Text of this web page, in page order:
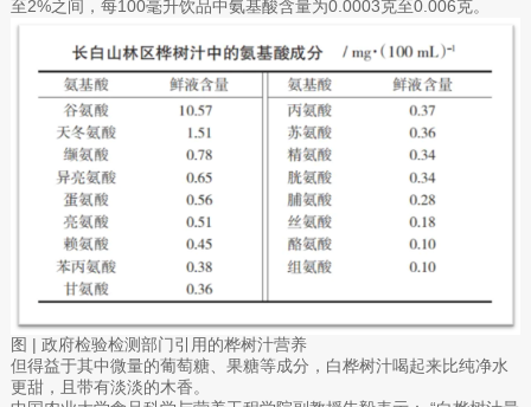
至2%之间，每100毫升饮品中氨基酸含量为0.0003克至0.006克。
图 | 政府检验检测部门引用的桦树汁营养
但得益于其中微量的葡萄糖、果糖等成分，白桦树汁喝起来比纯净水
更甜，且带有淡淡的木香。